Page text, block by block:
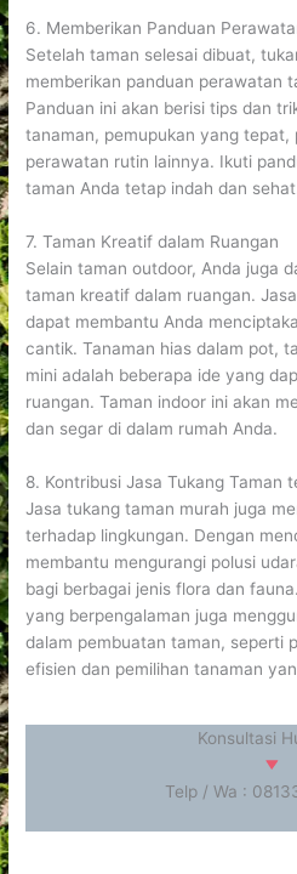
6. Memberikan Panduan
Setelah taman selesai dibuat,
memberikan panduan perawatan
Panduan ini akan berisi tips dan
tanaman, pemupukan yang tepat,
perawatan rutin lainnya. Ikuti
taman Anda tetap indah dan
7. Taman Kreatif dalam Ruangan
Selain taman outdoor, Anda juga
taman kreatif dalam ruangan.
dapat membantu Anda
cantik. Tanaman hias dalam pot,
mini adalah beberapa ide yang
ruangan. Taman indoor ini akan
dan segar di dalam rumah Anda.
8. Kontribusi Jasa Tukang Taman
Jasa tukang taman murah juga
terhadap lingkungan. Dengan
membantu mengurangi polusi
bagi berbagai jenis flora dan
yang berpengalaman juga
dalam pembuatan taman, seperti
efisien dan pemilihan tanaman
Konsultasi
Telp / Wa :